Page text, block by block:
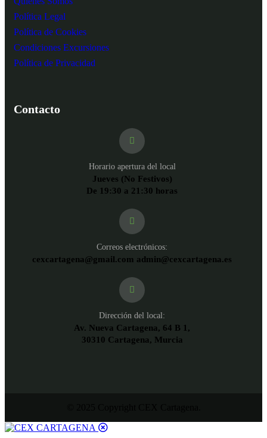
Política Legal
Política de Cookies
Condiciones Excursiones
Política de Privacidad
Contacto
Horario apertura del local
Jueves (No Festivos)
De 19:30 a 21:30 horas
Correos electrónicos:
cexcartagena@gmail.com admin@cexcartagena.es
Dirección del local:
Av. Nueva Cartagena, 64 B 1,
30310 Cartagena, Murcia